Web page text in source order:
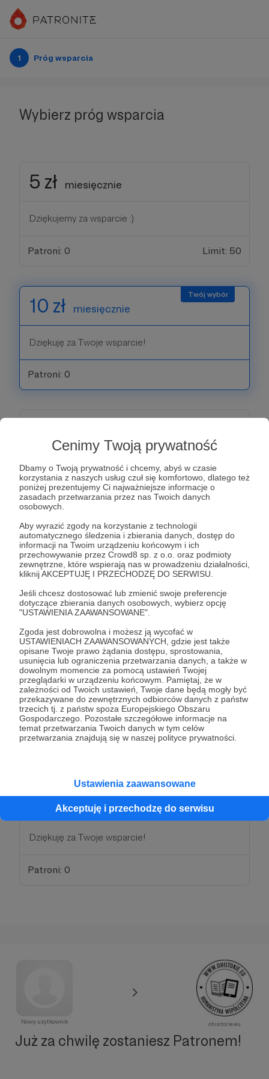
Cenimy Twoją prywatność
Dbamy o Twoją prywatność i chcemy, abyś w czasie
korzystania z naszych usług czuł się komfortowo, dlatego też
poniżej prezentujemy Ci najważniejsze informacje o
zasadach przetwarzania przez nas Twoich danych
osobowych.
Aby wyrazić zgody na korzystanie z technologii
automatycznego śledzenia i zbierania danych, dostęp do
informacji na Twoim urządzeniu końcowym i ich
przechowywanie przez Crowd8 sp. z o.o. oraz podmioty
zewnętrzne, które wspierają nas w prowadzeniu działalności,
kliknij AKCEPTUJĘ I PRZECHODZĘ DO SERWISU.
Jeśli chcesz dostosować lub zmienić swoje preferencje
dotyczące zbierania danych osobowych, wybierz opcję
"USTAWIENIA ZAAWANSOWANE".
Zgoda jest dobrowolna i możesz ją wycofać w
USTAWIENIACH ZAAWANSOWANYCH, gdzie jest także
opisane Twoje prawo żądania dostępu, sprostowania,
usunięcia lub ograniczenia przetwarzania danych, a także w
dowolnym momencie za pomocą ustawień Twojej
przeglądarki w urządzeniu końcowym. Pamiętaj, że w
zależności od Twoich ustawień, Twoje dane będą mogły być
przekazywane do zewnętrznych odbiorców danych z państw
trzecich tj. z państw spoza Europejskiego Obszaru
Gospodarczego. Pozostałe szczegółowe informacje na
temat przetwarzania Twoich danych w tym celów
przetwarzania znajdują się w naszej polityce prywatności.
Ustawienia zaawansowane
Akceptuję i przechodzę do serwisu
1 Próg wsparcia
Wybierz próg wsparcia
5 zł miesięcznie
Dziękujemy za wsparcie :)
Patroni: 0 Limit: 50
10 zł miesięcznie
Dziękuję za Twoje wsparcie!
Patroni: 0
Dziękuję za Twoje wsparcie!
Patroni: 0
30 zł miesięcznie
Dziękuję za Twoje wsparcie!
50 zł miesięcznie
Dziękuję za Twoje wsparcie!
100 zł miesięcznie
Dziękuję za Twoje wsparcie!
Patroni: 0
Nowy użytkownik ohistorie.eu
Już za chwilę zostaniesz Patronem!